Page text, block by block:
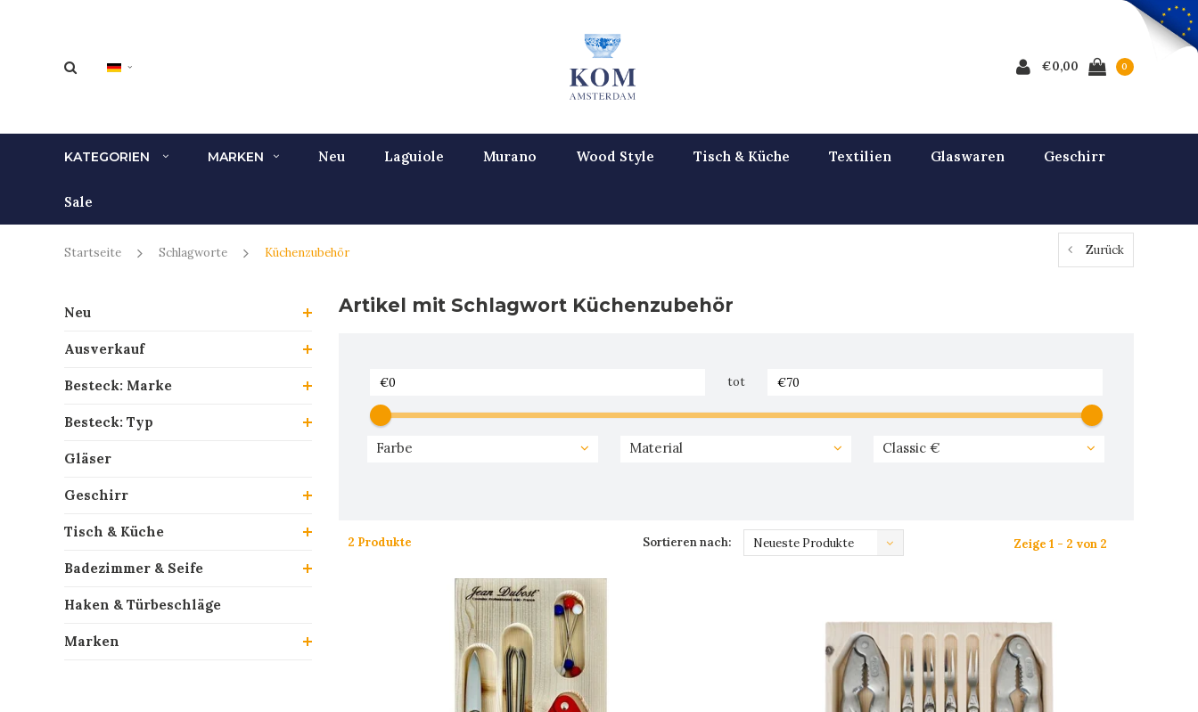
€0,00 0
KATEGORIEN MARKEN Neu Laguiole Murano Wood Style Tisch & Küche Textilien Glaswaren Geschirr
Sale
Startseite Schlagworte Küchenzubehör Zurück
Neu
Ausverkauf
Besteck: Marke
Besteck: Typ
Gläser
Geschirr
Tisch & Küche
Badezimmer & Seife
Haken & Türbeschläge
Marken
Artikel mit Schlagwort Küchenzubehör
tot
Farbe Material Classic €
2 Produkte Sortieren nach: Neueste Produkte Zeige 1 - 2 von 2